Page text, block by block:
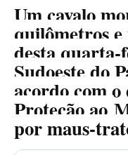
Um cavalo
quilômetros
desta
Sudoeste do
acordo com
Proteção ao
por maus-